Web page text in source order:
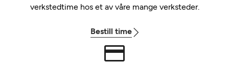
verkstedtime hos et av våre mange verksteder.
Bestill time